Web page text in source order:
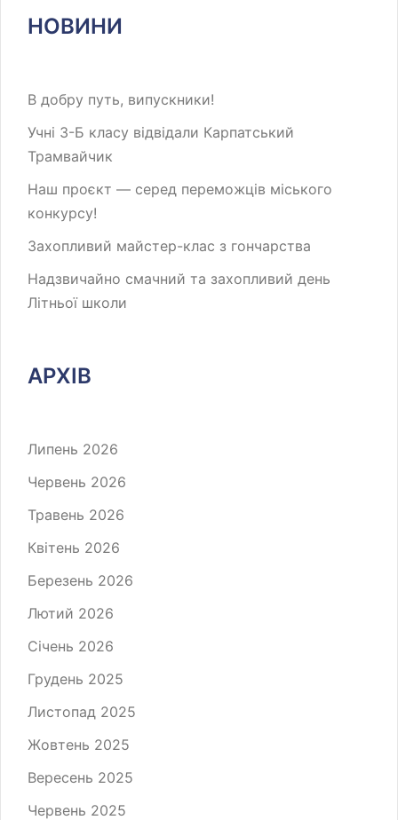
НОВИНИ
В добру путь, випускники!
Учні 3-Б класу відвідали Карпатський
Трамвайчик
Наш проєкт — серед переможців міського
конкурсу!
Захопливий майстер-клас з гончарства
Надзвичайно смачний та захопливий день
Літньої школи
АРХІВ
Липень 2026
Червень 2026
Травень 2026
Квітень 2026
Березень 2026
Лютий 2026
Січень 2026
Грудень 2025
Листопад 2025
Жовтень 2025
Вересень 2025
Червень 2025